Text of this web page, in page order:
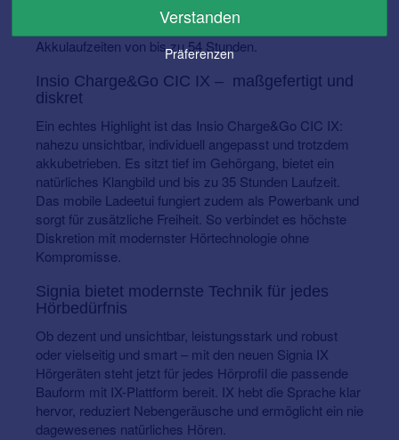
Mit den neuen Leistungsklassen ist dieses Modell jetzt
für noch mehr Menschen die passende Lösung – mit
Akkulaufzeiten von bis zu 54 Stunden.
Insio Charge&Go CIC IX – maßgefertigt und
diskret
Ein echtes Highlight ist das Insio Charge&Go CIC IX:
nahezu unsichtbar, individuell angepasst und trotzdem
akkubetrieben. Es sitzt tief im Gehörgang, bietet ein
natürliches Klangbild und bis zu 35 Stunden Laufzeit.
Das mobile Ladeetui fungiert zudem als Powerbank und
sorgt für zusätzliche Freiheit. So verbindet es höchste
Diskretion mit modernster Hörtechnologie ohne
Kompromisse.
Signia bietet modernste Technik für jedes
Hörbedürfnis
Ob dezent und unsichtbar, leistungsstark und robust
oder vielseitig und smart – mit den neuen Signia IX
Hörgeräten steht jetzt für jedes Hörprofil die passende
Bauform mit IX-Plattform bereit. IX hebt die Sprache klar
hervor, reduziert Nebengeräusche und ermöglicht ein nie
dagewesenes natürliches Hören.
Verstanden
Präferenzen